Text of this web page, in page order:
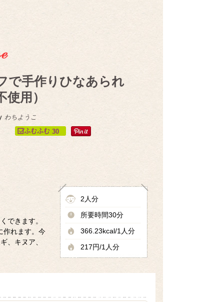
で手作りひなあられ
使用）
わちようこ
30
できます。
作れます。今
、キヌア、
2人分
所要時間30分
366.23kcal/1人分
217円/1人分